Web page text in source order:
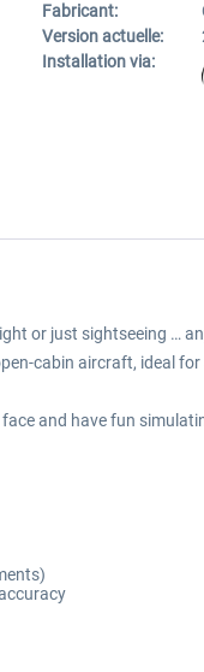
Fabricant:
Version actuelle:
Installation via:
or just sightseeing …
cabin aircraft, ideal
and have fun